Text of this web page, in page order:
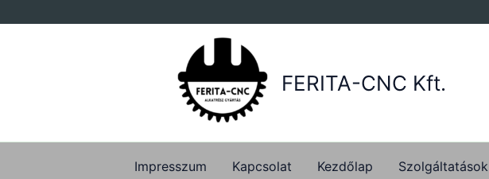
FERITA-CNC Kft.
Impresszum Kapcsolat Kezdőlap Szolgáltatások